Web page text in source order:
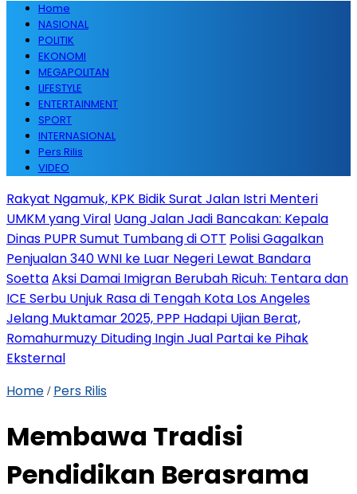
Home
NASIONAL
POLITIK
EKONOMI
MEGAPOLITAN
LIFESTYLE
ENTERTAINMENT
SPORT
INTERNASIONAL
Pers Rilis
VIDEO
Rakyat Ngamuk, KPK Bidik Surat Jalan Istri Menteri
UMKM yang Viral Uang Jalan Jadi Bancakan: Kepala
Dinas PUPR Sumut Tumbang di OTT Polisi Gagalkan
Penjualan 340 WNI ke Luar Negeri Lewat Bandara
SoettaAksi Damai Imigran Berubah Ricuh: Tentara dan
ICE Serbu Unjuk Rasa di Tengah Kota Los Angeles
Jelang Muktamar 2025, PPP Hadapi Ujian Berat,
Romahurmuzy Dituding Ingin Jual Partai ke Pihak
Eksternal
Home / Pers Rilis
Membawa Tradisi
Pendidikan Berasrama